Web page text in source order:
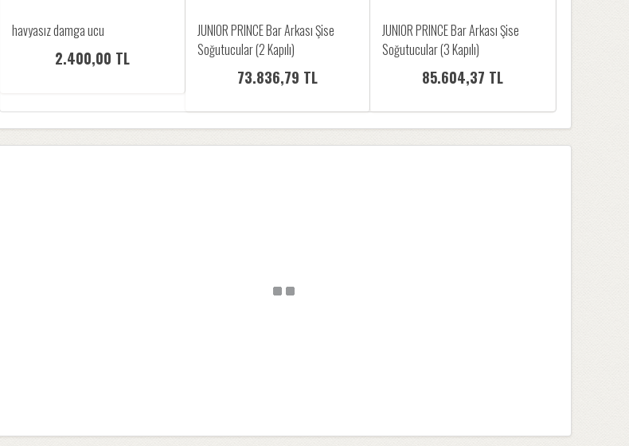
havyasız damga ucu
2.400,00 TL
JUNIOR PRINCE Bar Arkası Şise
Soğutucular (2 Kapılı)
73.836,79 TL
JUNIOR PRINCE Bar Arkası Şise
Soğutucular (3 Kapılı)
85.604,37 TL